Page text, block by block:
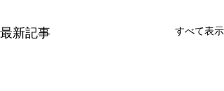
最新記事 すべて表示